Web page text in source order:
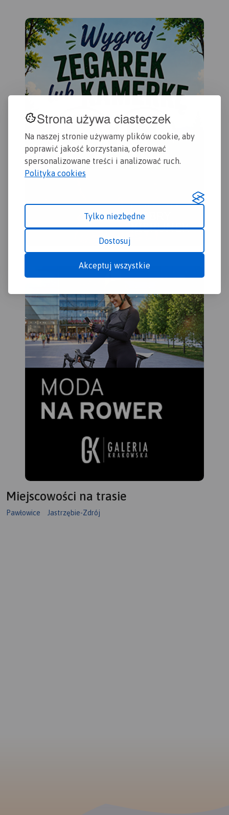
Strona używa ciasteczek
Na naszej stronie używamy plików cookie, aby
poprawić jakość korzystania, oferować
spersonalizowane treści i analizować ruch.
Polityka cookies
Tylko niezbędne
Dostosuj
Akceptuj wszystkie
informacje przydatne
turyście i podano przebiegi
szlaków pieszych i
rowerowych. Wyróżniono
miejscowości godne
zwiedzania i miejsca
szczególnie interesujące
Rok wydania: 2016/2017
Miejscowości na trasie
Pawłowice Jastrzębie-Zdrój